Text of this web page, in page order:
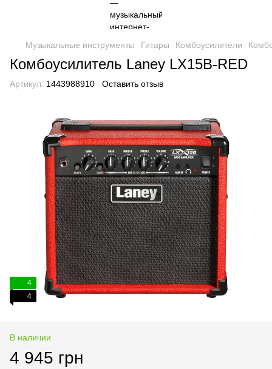
Музыкальные инструменты Гитары Комбоусилители
Комбоусилитель Laney LX15B-RED
Артикул: 1443988910 Оставить отзыв
4
4
В наличии
4 945 грн